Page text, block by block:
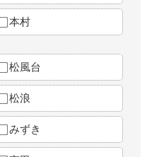
本村
松風台
松浪
みずき